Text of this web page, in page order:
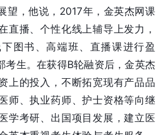
望，他说，2017年，金英杰网课
直播、个性化线上辅导上发力，
图书、高端班、直播课进行盈
考生。在获得B轮融资后，金英杰
上的投入，不断拓宽现有产品品
师、执业药师、护士资格等向继
学考研、出国项目发展，建立医